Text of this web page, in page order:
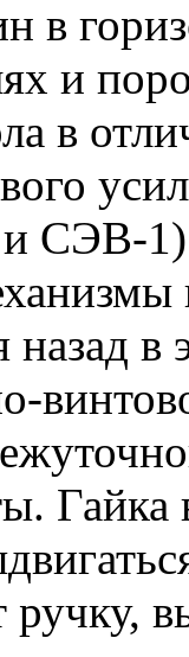
в
и
в
1)
в
ручку,